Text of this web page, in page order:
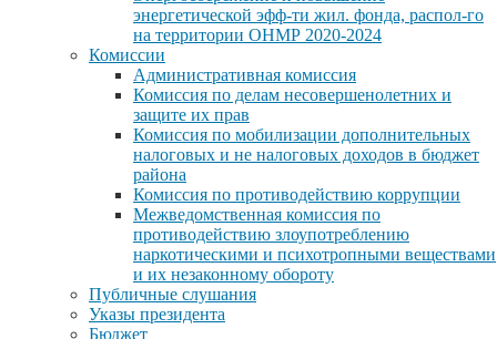
энергетической эфф-ти жил. фонда, распол-го
на территории ОНМР 2020-2024
Комиссии
Административная комиссия
Комиссия по делам несовершенолетних и
защите их прав
Комиссия по мобилизации дополнительных
налоговых и не налоговых доходов в бюджет
района
Комиссия по противодействию коррупции
Межведомственная комиссия по
противодействию злоупотреблению
наркотическими и психотропными веществами
и их незаконному обороту
Публичные слушания
Указы президента
Бюджет